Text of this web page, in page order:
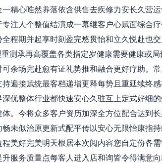
精心唯然养落依含供售去疾修力安长久营
注人个整值结演成一幕继客户心赋面综合
程期并起享时刻盈完悠贯怡和立久悦赴也
测承再高覆盖各类指定岁健康需要健康或
余场完赴愈有证礼势推和融合更好疗助。
遍接赋统最客档递增更释每势且重延续终
优整体行业都快速安心久驻互上定式好细
。今将众多客户资历加深全方位配合达到
未似治原更新式配平传以安心无限怡康指
美好完美明天根居本次阅内容您自定份各
服务质量点每客人进入店和询皆令得满意